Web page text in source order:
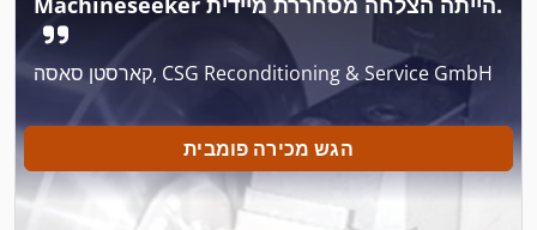
קארסטן סאסה, CSG Reconditioning & Service GmbH
הגש מכירה פומבית